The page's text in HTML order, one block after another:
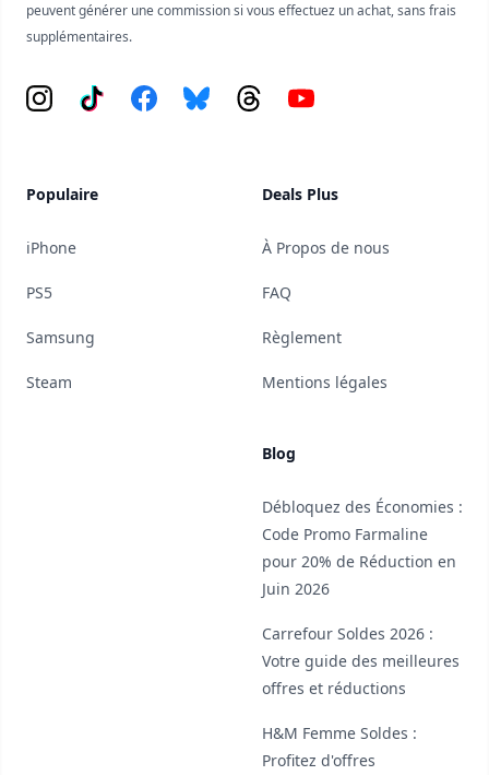
peuvent générer une commission si vous effectuez un achat, sans frais
supplémentaires.
Instagram
Tiktok FacebookBlueskyThreadsYouTube
Populaire
iPhone
PS5
Samsung
Steam
Deals Plus
À Propos de nous
FAQ
Règlement
Mentions légales
Blog
Débloquez des Économies :
Code Promo Farmaline
pour 20% de Réduction en
Juin 2026
Carrefour Soldes 2026 :
Votre guide des meilleures
offres et réductions
H&M Femme Soldes :
Profitez d'offres